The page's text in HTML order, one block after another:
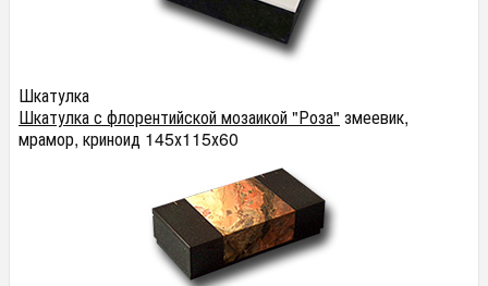
Шкатулка
Шкатулка с флорентийской мозаикой "Роза" змеевик,
мрамор, криноид 145х115х60